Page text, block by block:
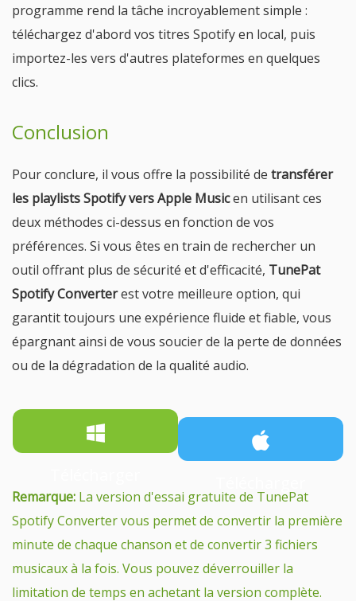
programme rend la tâche incroyablement simple :
téléchargez d'abord vos titres Spotify en local, puis
importez-les vers d'autres plateformes en quelques
clics.
Conclusion
Pour conclure, il vous offre la possibilité de transférer
les playlists Spotify vers Apple Musicen utilisant ces
deux méthodes ci-dessus en fonction de vos
préférences. Si vous êtes en train de rechercher un
outil offrant plus de sécurité et d'efficacité, TunePat
Spotify Converterest votre meilleure option, qui
garantit toujours une expérience fluide et fiable, vous
épargnant ainsi de vous soucier de la perte de données
ou de la dégradation de la qualité audio.
Remarque: La version d'essai gratuite de TunePat
Spotify Converter vous permet de convertir la première
minute de chaque chanson et de convertir 3 fichiers
musicaux à la fois. Vous pouvez déverrouiller la
limitation de temps en achetant la version complète.